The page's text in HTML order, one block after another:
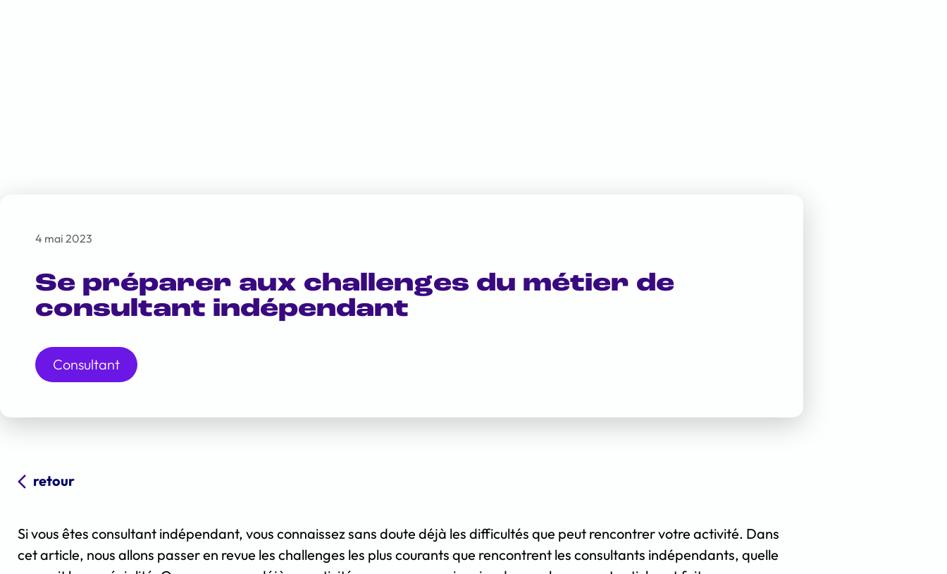
4 mai 2023
Se préparer aux challenges du métier de
consultant indépendant
Consultant
retour
Si vous êtes consultant indépendant, vous connaissez sans doute déjà les difficultés que peut rencontrer votre activité. Dans
cet article, nous allons passer en revue les challenges les plus courants que rencontrent les consultants indépendants, quelle